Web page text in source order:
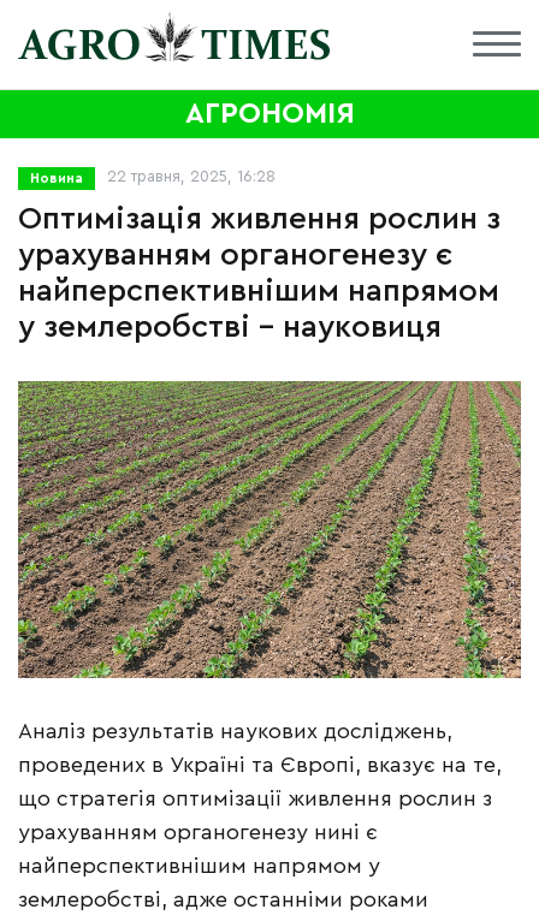
АГРОНОМІЯ
Новина 22 травня, 2025, 16:28
Оптимізація живлення рослин з
урахуванням органогенезу є
найперспективнішим напрямом
у землеробстві – науковиця
Аналіз результатів наукових досліджень,
проведених в Україні та Європі, вказує на те,
що стратегія оптимізації живлення рослин з
урахуванням органогенезу нині є
найперспективнішим напрямом у
землеробстві, адже останніми роками